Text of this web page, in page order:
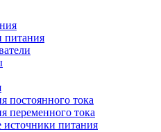
питания
постоянного тока
переменного тока
питания